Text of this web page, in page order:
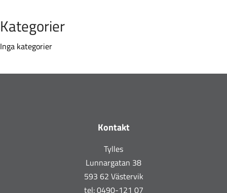
Kategorier
Inga kategorier
Kontakt
Tylles
Lunnargatan 38
593 62 Västervik
tel: 0490-121 07